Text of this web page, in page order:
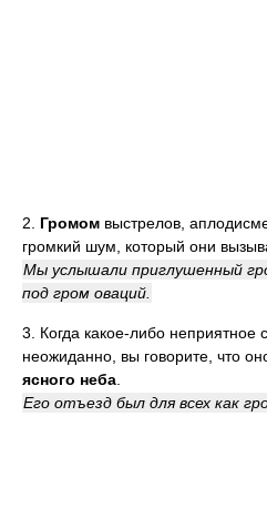
2. Громом выстрелов,
громкий шум, который они
Мы услышали приглушенный
под гром оваций.
3. Когда какое-либо неприятное
неожиданно, вы говорите, что
ясного неба
Его отъезд был для всех как